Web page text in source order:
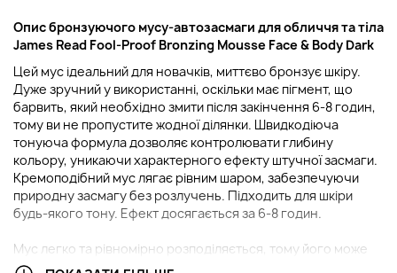
Опис бронзуючого мусу-автозасмаги для обличчя та тіла
James Read Fool-Proof Bronzing Mousse Face & Body Dark
Цей мус ідеальний для новачків, миттєво бронзує шкіру.
Дуже зручний у використанні, оскільки має пігмент, що
барвить, який необхідно змити після закінчення 6-8 годин,
тому ви не пропустите жодної ділянки. Швидкодіюча
тонуюча формула дозволяє контролювати глибину
кольору, уникаючи характерного ефекту штучної засмаги.
Кремоподібний мус лягає рівним шаром, забезпечуючи
природну засмагу без розлучень. Підходить для шкіри
будь-якого тону. Ефект досягається за 6-8 годин.
Мус легко та рівномірно розподіляється, тому його може
використовувати будь-який новачок. Містить інгредієнти: